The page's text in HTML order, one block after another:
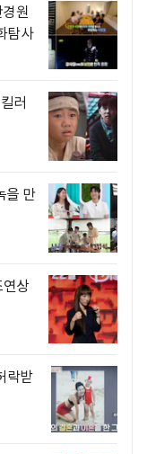
원
탐사
러
을 만
상
락받